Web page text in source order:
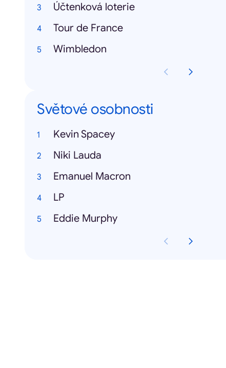
Účtenková loterie
Tour de France
Wimbledon
Světové osobnosti
Kevin Spacey
Niki Lauda
Emanuel Macron
LP
Eddie Murphy